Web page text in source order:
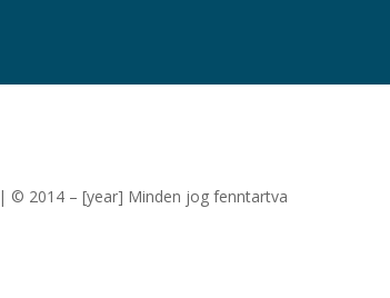
| © 2014 – [year] Minden jog fenntartva